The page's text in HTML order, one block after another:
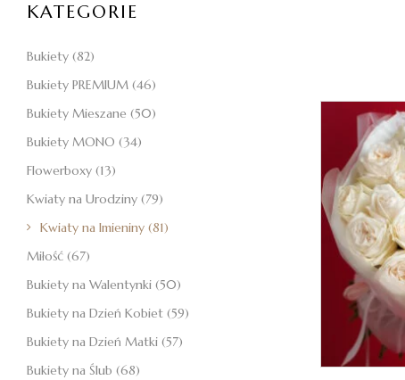
KATEGORIE
Bukiety (82)
Bukiety PREMIUM (46)
Bukiety Mieszane (50)
Bukiety MONO (34)
Flowerboxy (13)
Kwiaty na Urodziny (79)
Kwiaty na Imieniny (81)
Miłość (67)
Bukiety na Walentynki (50)
Bukiety na Dzień Kobiet (59)
Bukiety na Dzień Matki (57)
Bukiety na Ślub (68)